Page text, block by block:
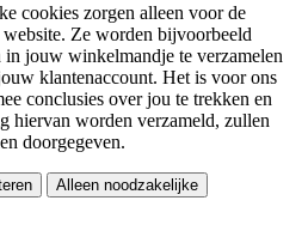
cookies zorgen alleen voor de
Ze worden bijvoorbeeld
jouw winkelmandje te verzamelen
klantenaccount. Het is voor ons
conclusies over jou te trekken en
hiervan worden verzameld, zullen
doorgegeven.
Alleen noodzakelijke